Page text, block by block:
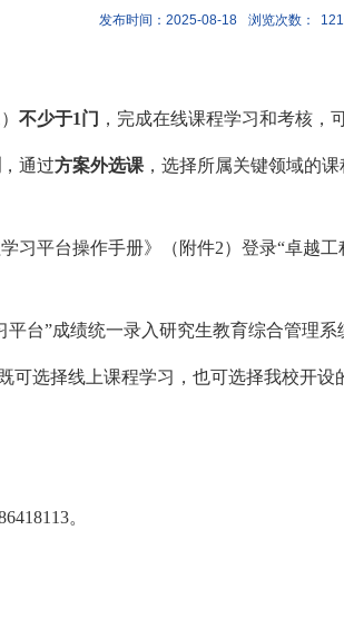
发布时间：2025-08-18 浏览次数：
） 不少于1门 ，完成在线课程学习和考核，
，通过方案外选课 ，选择所属关键领域的课
习平台操作手册》（附件2）登录“卓越工
台”成绩统一录入研究生教育综合管理系
可选择线上课程学习，也可选择我校开
。